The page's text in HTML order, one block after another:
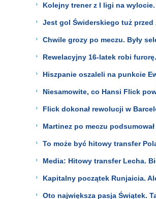
Kolejny trener z I ligi na wylocie.
Jest gol Świderskiego tuż
Chwile grozy po meczu. Były
Rewelacyjny 16-latek robi
Hiszpanie oszaleli na punkcie
Niesamowite, co Hansi Flick
Flick dokonał rewolucji w
Martinez po meczu
To może być hitowy transfer
Media: Hitowy transfer Lecha.
Kapitalny początek Runjaicia.
Oto największa pasja Świątek.